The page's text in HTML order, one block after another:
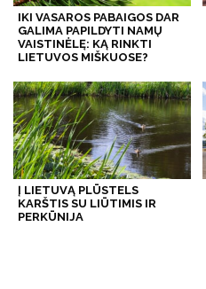
IKI VASAROS PABAIGOS DAR
GALIMA PAPILDYTI NAMŲ
VAISTINĖLĘ: KĄ RINKTI
LIETUVOS MIŠKUOSE?
Į LIETUVĄ PLŪSTELS
KARŠTIS SU LIŪTIMIS IR
PERKŪNIJA